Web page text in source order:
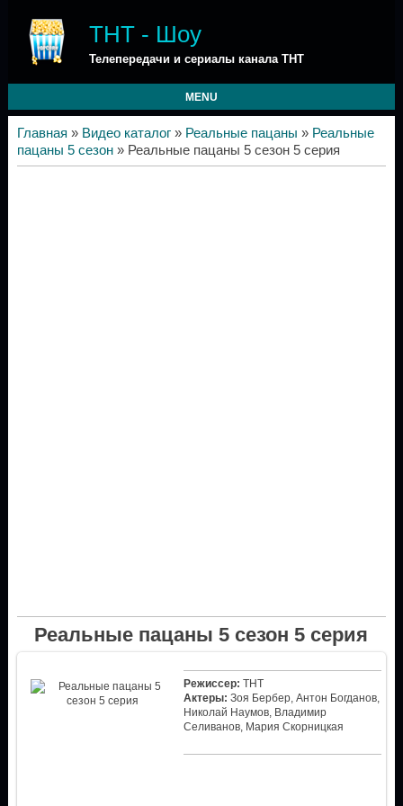
ТНТ - Шоу
Телепередачи и сериалы канала ТНТ
MENU
Главная » Видео каталог» Реальные пацаны » Реальные
пацаны 5 сезон» Реальные пацаны 5 сезон 5 серия
Реальные пацаны 5 сезон 5 серия
Режиссер: ТНТ
Актеры: Зоя Бербер, Антон Богданов,
Николай Наумов, Владимир
Селиванов, Мария Скорницкая